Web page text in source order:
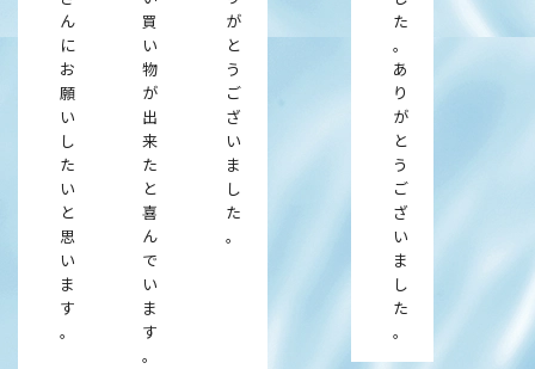
ん
に
お
願
い
し
た
い
と
思
い
ま
す
。
買
い
物
が
出
来
た
と
喜
ん
で
い
ま
す
。
が
と
う
ご
ざ
い
ま
し
た
。
た
。
あ
り
が
と
う
ご
ざ
い
ま
し
た
。